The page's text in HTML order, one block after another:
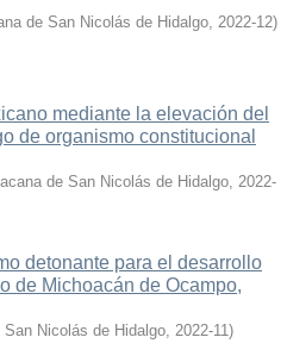
de San Nicolás de Hidalgo, 2022-12)
mediante la elevación del
de organismo constitucional
de San Nicolás de Hidalgo, 2022-
detonante para el desarrollo
de Michoacán de Ocampo,
Nicolás de Hidalgo, 2022-11)